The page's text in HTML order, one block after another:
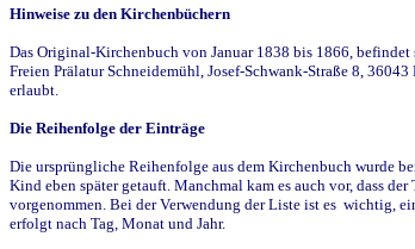
Hinweise zu den Kirchenbüchern
Das Original-Kirchenbuch von Januar 1838 bis 1866,
Freien Prälatur Schneidemühl, Josef-Schwank-Straße 8,
erlaubt.
Die Reihenfolge der Einträge
Die ursprüngliche Reihenfolge aus dem Kirchenbuch wurde
Kind eben später getauft. Manchmal kam es auch vor, dass
vorgenommen. Bei der Verwendung der Liste ist es wichtig,
erfolgt nach Tag, Monat und Jahr.